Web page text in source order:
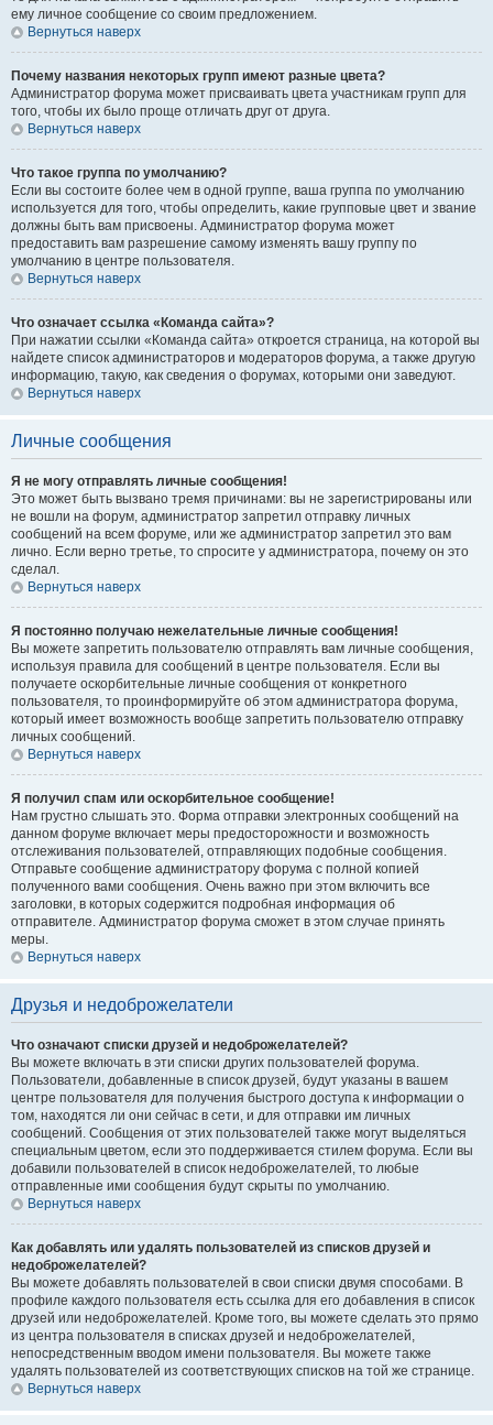
ему личное сообщение со своим предложением.
Вернуться наверх
Почему названия некоторых групп имеют разные цвета?
Администратор форума может присваивать цвета участникам групп для
того, чтобы их было проще отличать друг от друга.
Вернуться наверх
Что такое группа по умолчанию?
Если вы состоите более чем в одной группе, ваша группа по умолчанию
используется для того, чтобы определить, какие групповые цвет и звание
должны быть вам присвоены. Администратор форума может
предоставить вам разрешение самому изменять вашу группу по
умолчанию в центре пользователя.
Вернуться наверх
Что означает ссылка «Команда сайта»?
При нажатии ссылки «Команда сайта» откроется страница, на которой вы
найдете список администраторов и модераторов форума, а также другую
информацию, такую, как сведения о форумах, которыми они заведуют.
Вернуться наверх
Личные сообщения
Я не могу отправлять личные сообщения!
Это может быть вызвано тремя причинами: вы не зарегистрированы или
не вошли на форум, администратор запретил отправку личных
сообщений на всем форуме, или же администратор запретил это вам
лично. Если верно третье, то спросите у администратора, почему он это
сделал.
Вернуться наверх
Я постоянно получаю нежелательные личные сообщения!
Вы можете запретить пользователю отправлять вам личные сообщения,
используя правила для сообщений в центре пользователя. Если вы
получаете оскорбительные личные сообщения от конкретного
пользователя, то проинформируйте об этом администратора форума,
который имеет возможность вообще запретить пользователю отправку
личных сообщений.
Вернуться наверх
Я получил спам или оскорбительное сообщение!
Нам грустно слышать это. Форма отправки электронных сообщений на
данном форуме включает меры предосторожности и возможность
отслеживания пользователей, отправляющих подобные сообщения.
Отправьте сообщение администратору форума с полной копией
полученного вами сообщения. Очень важно при этом включить все
заголовки, в которых содержится подробная информация об
отправителе. Администратор форума сможет в этом случае принять
меры.
Вернуться наверх
Друзья и недоброжелатели
Что означают списки друзей и недоброжелателей?
Вы можете включать в эти списки других пользователей форума.
Пользователи, добавленные в список друзей, будут указаны в вашем
центре пользователя для получения быстрого доступа к информации о
том, находятся ли они сейчас в сети, и для отправки им личных
сообщений. Сообщения от этих пользователей также могут выделяться
специальным цветом, если это поддерживается стилем форума. Если вы
добавили пользователей в список недоброжелателей, то любые
отправленные ими сообщения будут скрыты по умолчанию.
Вернуться наверх
Как добавлять или удалять пользователей из списков друзей и
недоброжелателей?
Вы можете добавлять пользователей в свои списки двумя способами. В
профиле каждого пользователя есть ссылка для его добавления в список
друзей или недоброжелателей. Кроме того, вы можете сделать это прямо
из центра пользователя в списках друзей и недоброжелателей,
непосредственным вводом имени пользователя. Вы можете также
удалять пользователей из соответствующих списков на той же странице.
Вернуться наверх